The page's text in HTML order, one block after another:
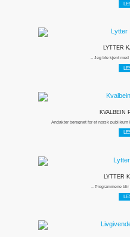
LYTTER
– Jeg ble kjent med
KVALBEIN
Andakter beregnet for et norsk
LYTTER
– Programmene